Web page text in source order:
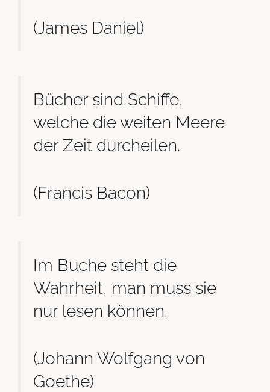
(James Daniel)
Bücher sind Schiffe,
welche die weiten Meere
der Zeit durcheilen.
(Francis Bacon)
Im Buche steht die
Wahrheit, man muss sie
nur lesen können.
(Johann Wolfgang von
Goethe)